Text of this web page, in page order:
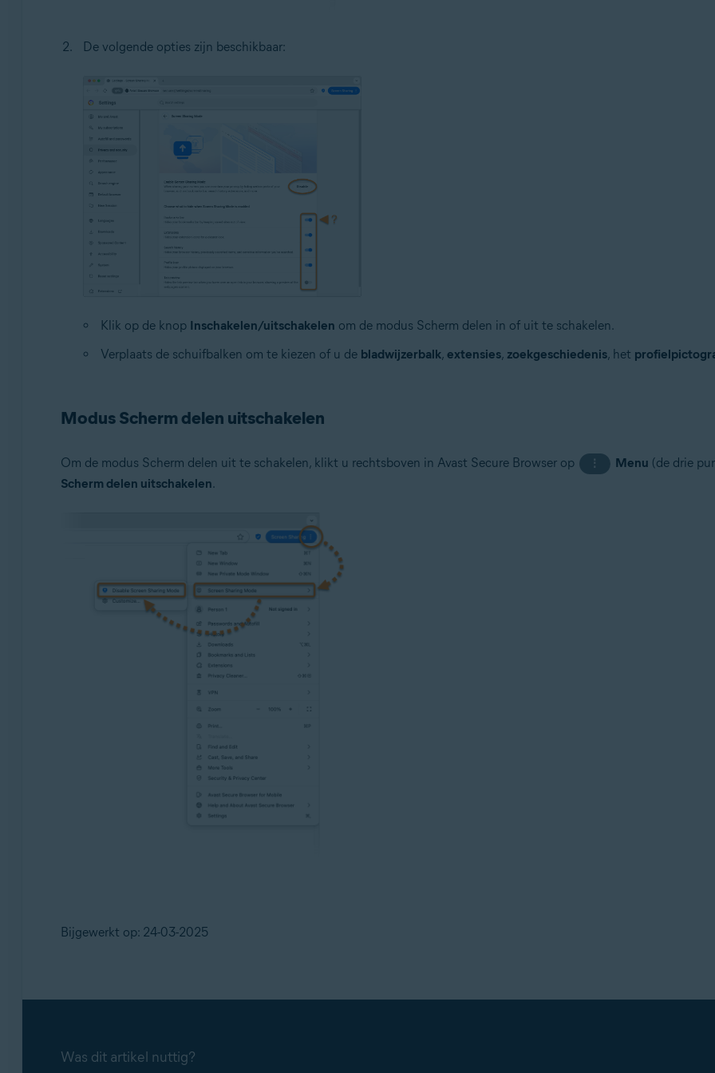
De volgende opties zijn beschikbaar:
Klik op de knop Inschakelen/uitschakelen om de modus Scherm delen in of uit te schakelen.
Verplaats de schuifbalken om te kiezen of u de bladwijzerbalk, extensies, zoekgeschiedenis, het
Modus Scherm delen uitschakelen
Om de modus Scherm delen uit te schakelen, klikt u rechtsboven in Avast Secure Browser op ⋮ Menu (de drie
Scherm delen uitschakelen.
Bijgewerkt op: 24-03-2025
Was dit artikel nuttig?